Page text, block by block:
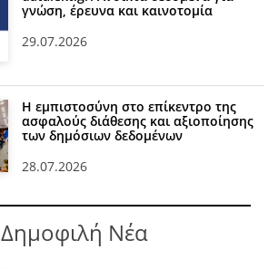
γνώση, έρευνα και καινοτομία
29.07.2026
Η εμπιστοσύνη στο επίκεντρο της
ασφαλούς διάθεσης και αξιοποίησης
των δημόσιων δεδομένων
28.07.2026
Δημοφιλή Νέα